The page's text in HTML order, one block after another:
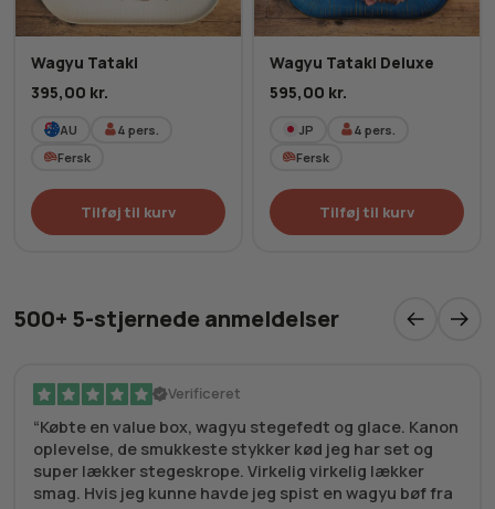
Wagyu Tataki
395,00 kr.
AU 4 pers.
Fersk
Tilføj til kurv
Wagyu Tataki Deluxe
595,00 kr.
JP 4 pers.
Fersk
Tilføj til kurv
500+ 5-stjernede anmeldelser
Verificeret
Købte en value box, wagyu stegefedt og glace. Kanon
oplevelse, de smukkeste stykker kød jeg har set og
super lækker stegeskrope. Virkelig virkelig lækker
smag. Hvis jeg kunne havde jeg spist en wagyu bøf fra